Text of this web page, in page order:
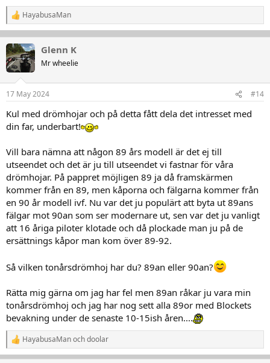
R
e
a
k
t
i
n
e
:
HayabusaMan
Glenn K
Mr wheelie
17 May 2024 #14
Kul med drömhojar och på detta fått dela det intresset med
din far, underbart!
Vill bara nämna att någon 89 års modell är det ej till
utseendet och det är ju till utseendet vi fastnar för våra
drömhojar. På pappret möjligen 89 ja då framskärmen
kommer från en 89, men kåporna och fälgarna kommer från
en 90 år modell ivf. Nu var det ju populärt att byta ut 89ans
fälgar mot 90an som ser modernare ut, sen var det ju vanligt
att 16 åriga piloter klotade och då plockade man ju på de
ersättnings kåpor man kom över 89-92.
Så vilken tonårsdrömhoj har du? 89an eller 90an?
Rätta mig gärna om jag har fel men 89an råkar ju vara min
tonårsdrömhoj och jag har nog sett alla 89or med Blockets
bevakning under de senaste 10-15ish åren....
R
e
HayabusaManochdoolar